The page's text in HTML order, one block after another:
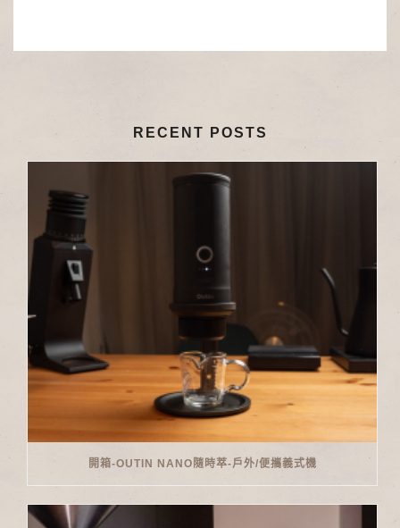
RECENT POSTS
開箱-OUTIN NANO隨時萃-戶外/便攜義式機